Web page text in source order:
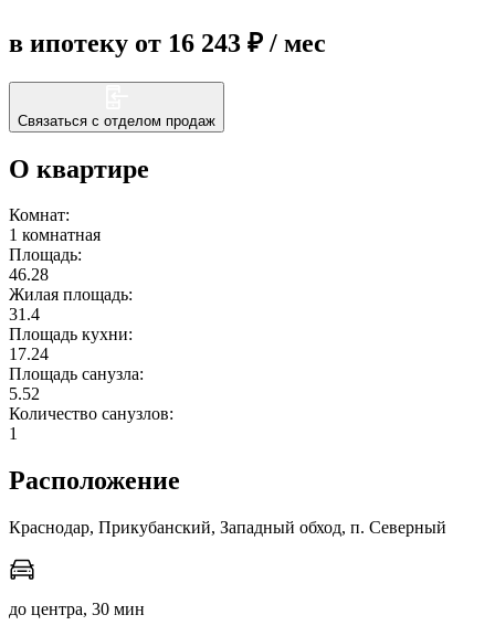
мы в соцсетях
в ипотеку от 16 243 ₽ / мес
Связаться с отделом продаж
О квартире
Комнат:
1 комнатная
Площадь:
46.28
Жилая площадь:
31.4
Площадь кухни:
17.24
Площадь санузла:
5.52
Количество санузлов:
1
Расположение
Краснодар, Прикубанский, Западный обход, п. Северный
до центра, 30 мин